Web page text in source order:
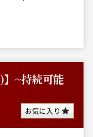
】~持続可能
お気に入り